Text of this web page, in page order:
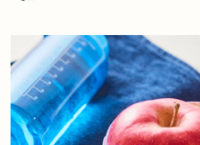
Overgangsalder
Proteiner i praksis
Sense gennem 10 år
Sense Stories
Spørgeforum